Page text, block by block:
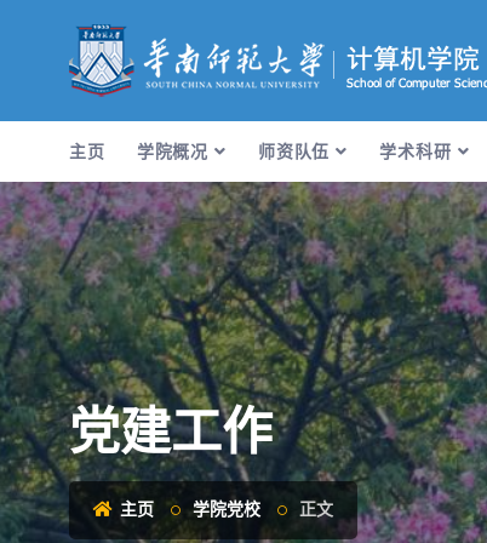
主页 学院概况 师资队伍 学术科研
党建工作
主页 学院党校 正文